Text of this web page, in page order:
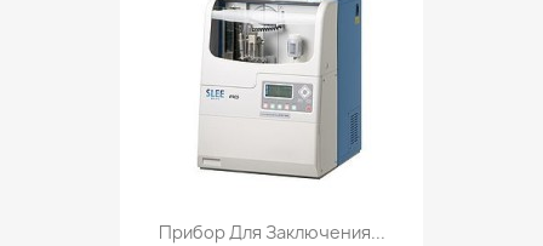
Прибор Для Заключения...